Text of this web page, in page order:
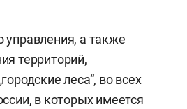
управления, а также
территорий,
леса“, во всех
в которых имеется